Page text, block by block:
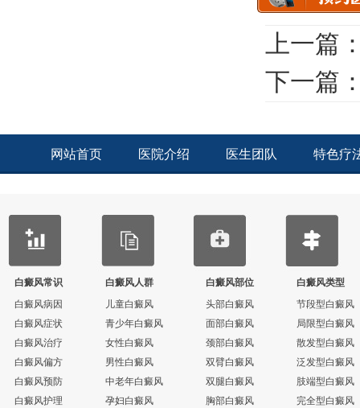
上一篇
下一篇
网站首页 医院介绍 医生团队 特色疗
白癜风常识
白癜风病因
白癜风症状
白癜风治疗
白癜风偏方
白癜风预防
白癜风护理
白癜风人群
儿童白癜风
青少年白癜风
女性白癜风
男性白癜风
中老年白癜风
孕妇白癜风
白癜风部位
头部白癜风
面部白癜风
颈部白癜风
双臂白癜风
双腿白癜风
胸部白癜风
白癜风类型
节段型白癜风
局限型白癜风
散发型白癜风
泛发型白癜风
肢端型白癜风
完全型白癜风